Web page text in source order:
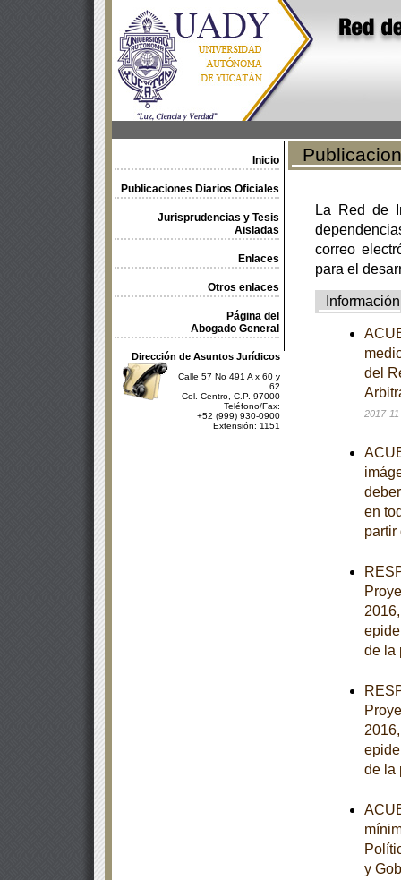
Inicio
Publicaciones Diarios Oficiales
Jurisprudencias y Tesis
Aisladas
Enlaces
Otros enlaces
Página del
Abogado General
Dirección de Asuntos Jurídicos
Calle 57 No 491 A x 60 y
62
Col. Centro, C.P. 97000
Teléfono/Fax:
+52 (999) 930-0900
Extensión: 1151
La Red de
correo
para el
Información
del
2017-
en
de la
de la
y